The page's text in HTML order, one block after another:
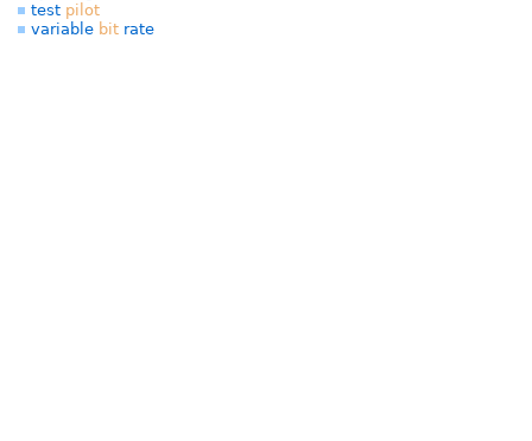
test pilot
variable bit rate